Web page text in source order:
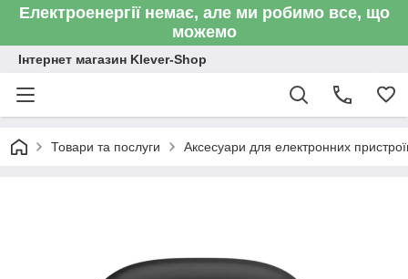
Електроенергії немає, але ми робимо все, що
можемо
Інтернет магазин Klever-Shop
Товари та послуги Аксесуари для електронних